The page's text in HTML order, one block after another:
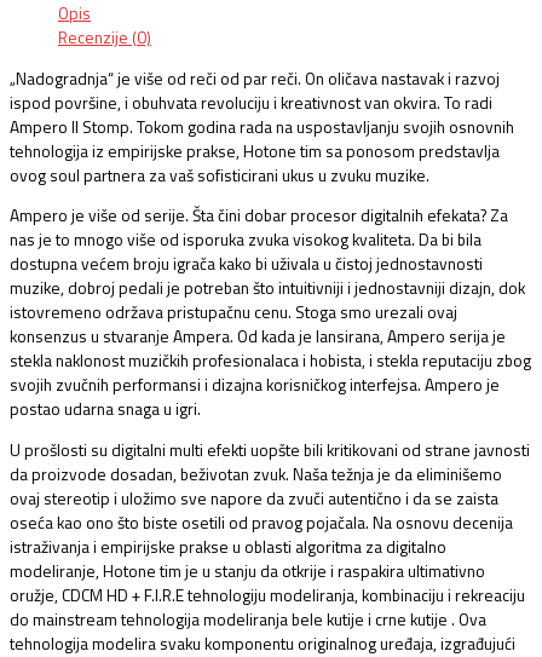
Opis
Recenzije (0)
„Nadogradnja“ je više od reči od par reči. On oličava nastavak i razvoj
ispod površine, i obuhvata revoluciju i kreativnost van okvira. To radi
Ampero II Stomp. Tokom godina rada na uspostavljanju svojih osnovnih
tehnologija iz empirijske prakse, Hotone tim sa ponosom predstavlja
ovog soul partnera za vaš sofisticirani ukus u zvuku muzike.
Ampero je više od serije. Šta čini dobar procesor digitalnih efekata? Za
nas je to mnogo više od isporuka zvuka visokog kvaliteta. Da bi bila
dostupna većem broju igrača kako bi uživala u čistoj jednostavnosti
muzike, dobroj pedali je potreban što intuitivniji i jednostavniji dizajn, dok
istovremeno održava pristupačnu cenu. Stoga smo urezali ovaj
konsenzus u stvaranje Ampera. Od kada je lansirana, Ampero serija je
stekla naklonost muzičkih profesionalaca i hobista, i stekla reputaciju zbog
svojih zvučnih performansi i dizajna korisničkog interfejsa. Ampero je
postao udarna snaga u igri.
U prošlosti su digitalni multi efekti uopšte bili kritikovani od strane javnosti
da proizvode dosadan, beživotan zvuk. Naša težnja je da eliminišemo
ovaj stereotip i uložimo sve napore da zvuči autentično i da se zaista
oseća kao ono što biste osetili od pravog pojačala. Na osnovu decenija
istraživanja i empirijske prakse u oblasti algoritma za digitalno
modeliranje, Hotone tim je u stanju da otkrije i raspakira ultimativno
oružje, CDCM HD + F.I.R.E tehnologiju modeliranja, kombinaciju i rekreaciju
do mainstream tehnologija modeliranja bele kutije i crne kutije . Ova
tehnologija modelira svaku komponentu originalnog uređaja, izgrađujući